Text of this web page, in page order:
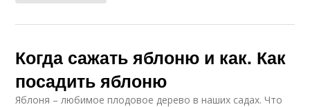
Когда сажать яблоню и как. Как
посадить яблоню
Яблоня – любимое плодовое дерево в наших садах. Что